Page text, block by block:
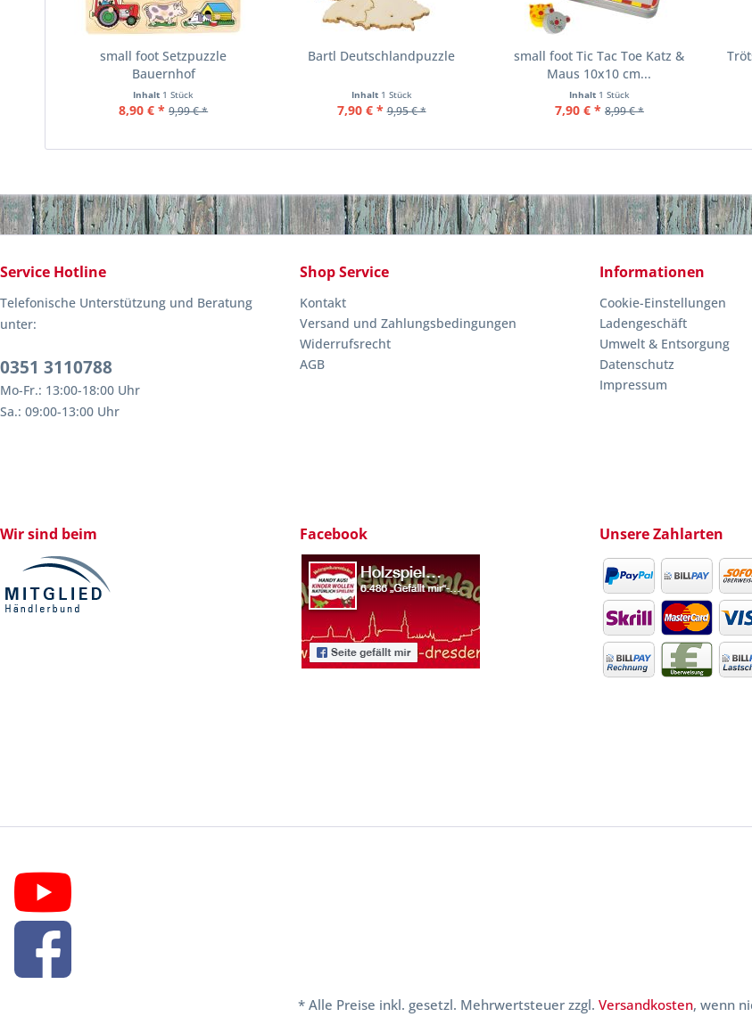
small foot Setzpuzzle
Bauernhof
Inhalt 1 Stück
8,90 € * 9,99 € *
Bartl Deutschlandpuzzle
Inhalt 1 Stück
7,90 € * 9,95 € *
small foot Tic Tac Toe Katz &
Maus 10x10 cm...
Inhalt 1 Stück
7,90 € * 8,99 € *
Service Hotline
Telefonische Unterstützung und Beratung
unter:
0351 3110788
Mo-Fr.: 13:00-18:00 Uhr
Sa.: 09:00-13:00 Uhr
Shop Service
Kontakt
Versand und Zahlungsbedingungen
Widerrufsrecht
AGB
Informationen
Cookie-Einstellungen
Ladengeschäft
Umwelt & Entsorgung
Datenschutz
Impressum
Wir sind beim Facebook Unsere Zahlarten
* Alle Preise inkl. gesetzl. Mehrwertsteuer zzgl. Versandkosten, wenn